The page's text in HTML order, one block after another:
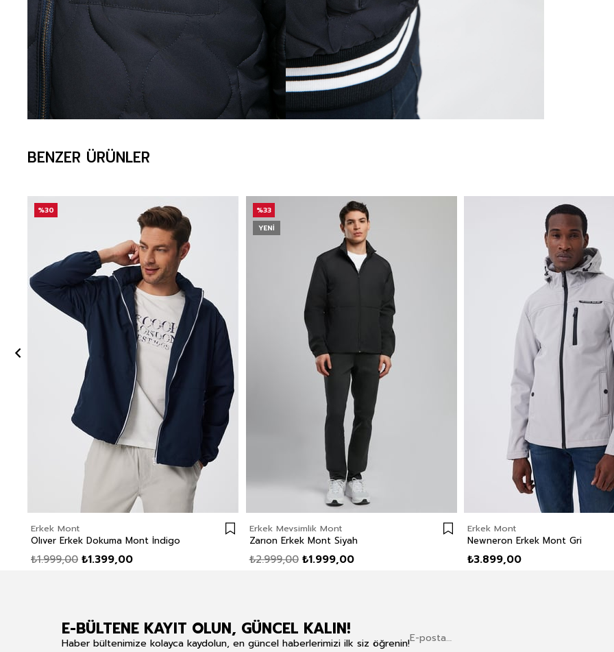
BENZER ÜRÜNLER
Erkek Mont
Olıver Erkek Dokuma Mont İndigo
₺1.399,00
₺1.999,00
%30
Erkek Mevsimlik Mont
Zarıon Erkek Mont Siyah
₺1.999,00
₺2.999,00
%33
YENI
Erkek Mont
Newneron Erkek Mont Gri
₺3.899,00
E-BÜLTENE KAYIT OLUN, GÜNCEL KALIN!
Haber bültenimize kolayca kaydolun, en güncel haberlerimizi ilk siz öğrenin!